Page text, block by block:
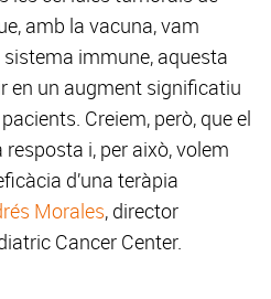
amb la vacuna, vam
immune, aquesta
en un augment significatiu
Creiem, però, que el
i, per això, volem
d’una teràpia
Morales, director
Cancer Center.